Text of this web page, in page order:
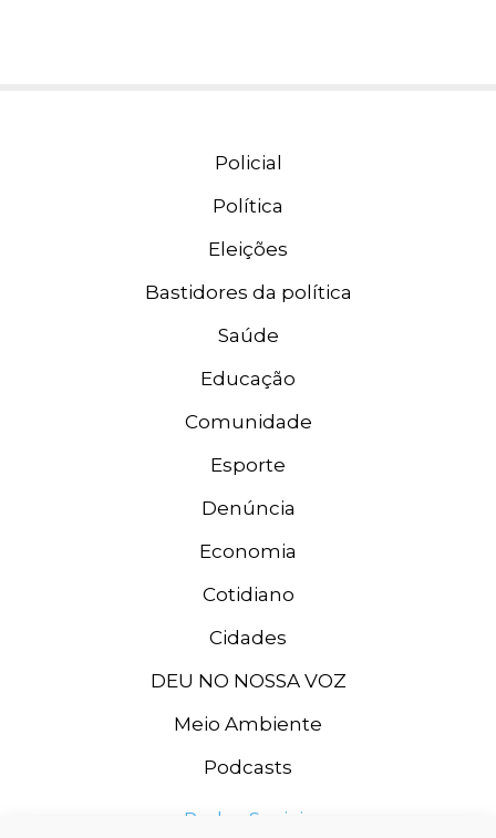
Policial
Política
Eleições
Bastidores da política
Saúde
Educação
Comunidade
Esporte
Denúncia
Economia
Cotidiano
Cidades
DEU NO NOSSA VOZ
Meio Ambiente
Podcasts
Redes Sociais